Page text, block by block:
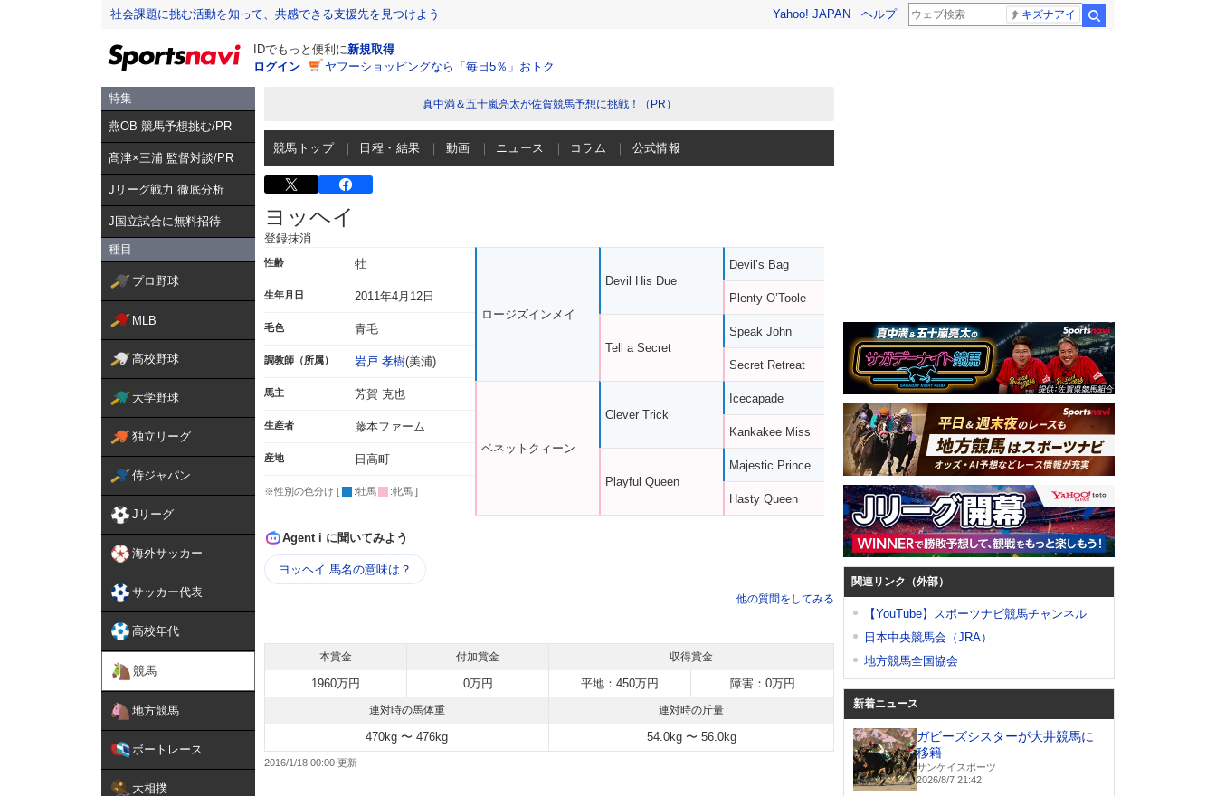
社会課題に挑む活動を知って、共感できる支援先を見つけよう Yahoo! JAPAN ヘルプ キズナアイ
IDでもっと便利に新規取得
ログイン
ヤフーショッピングなら「毎日5％」おトク
特集
燕OB 競馬予想挑む/PR
髙津×三浦 監督対談/PR
Jリーグ戦力 徹底分析
J国立試合に無料招待
種目
プロ野球
MLB
高校野球
大学野球
独立リーグ
侍ジャパン
Jリーグ
海外サッカー
サッカー代表
高校年代
競馬
地方競馬
ボートレース
大相撲
真中満＆五十嵐亮太が佐賀競馬予想に挑戦！（PR）
競馬トップ 日程・結果 動画 ニュース コラム 公式情報
ヨッヘイ
登録抹消
性齢 牡
生年月日 2011年4月12日
毛色 青毛
調教師（所属） 岩戸 孝樹(美浦)
馬主 芳賀 克也
生産者 藤本ファーム
産地 日高町
※性別の色分け [ :牡馬 :牝馬 ]
ロージズインメイ
ベネットクィーン
Devil His Due
Tell a Secret
Clever Trick
Playful Queen
Devil’s Bag
Plenty O’Toole
Speak John
Secret Retreat
Icecapade
Kankakee Miss
Majestic Prince
Hasty Queen
Agent i に聞いてみよう
ヨッヘイ 馬名の意味は？
他の質問をしてみる
本賞金 付加賞金 収得賞金
1960万円 0万円 平地：450万円 障害：0万円
連対時の馬体重 連対時の斤量
470kg 〜 476kg 54.0kg 〜 56.0kg
2016/1/18 00:00
関連リンク（外部）
【YouTube】スポーツナビ競馬チャンネル
日本中央競馬会（JRA）
地方競馬全国協会
新着ニュース
ガビーズシスターが大井競馬に
移籍
サンケイスポーツ
2026/8/7 21:42